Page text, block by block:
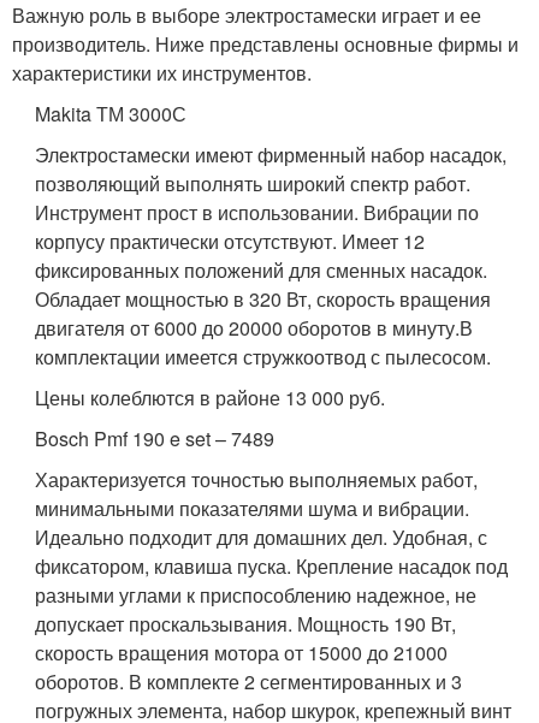
Важную роль в выборе электростамески играет и ее
производитель. Ниже представлены основные фирмы и
характеристики их инструментов.
Makita ТМ 3000С
Электростамески имеют фирменный набор насадок,
позволяющий выполнять широкий спектр работ.
Инструмент прост в использовании. Вибрации по
корпусу практически отсутствуют. Имеет 12
фиксированных положений для сменных насадок.
Обладает мощностью в 320 Вт, скорость вращения
двигателя от 6000 до 20000 оборотов в минуту.В
комплектации имеется стружкоотвод с пылесосом.
Цены колеблются в районе 13 000 руб.
Bosch Pmf 190 e set – 7489
Характеризуется точностью выполняемых работ,
минимальными показателями шума и вибрации.
Идеально подходит для домашних дел. Удобная, с
фиксатором, клавиша пуска. Крепление насадок под
разными углами к приспособлению надежное, не
допускает проскальзывания. Мощность 190 Вт,
скорость вращения мотора от 15000 до 21000
оборотов. В комплекте 2 сегментированных и 3
погружных элемента, набор шкурок, крепежный винт